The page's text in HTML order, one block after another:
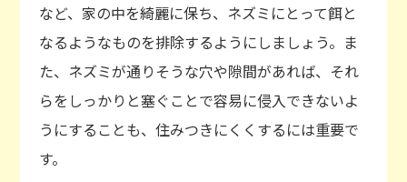
など、家の中を綺麗に保ち、ネズミにとって餌と
なるようなものを排除するようにしましょう。ま
た、ネズミが通りそうな穴や隙間があれば、それ
らをしっかりと塞ぐことで容易に侵入できないよ
うにすることも、住みつきにくくするには重要で
す。